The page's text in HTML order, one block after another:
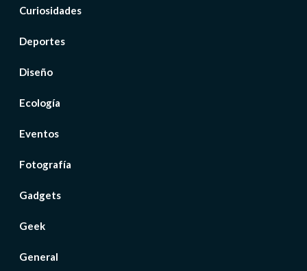
Curiosidades
Deportes
Diseño
Ecología
Eventos
Fotografía
Gadgets
Geek
General